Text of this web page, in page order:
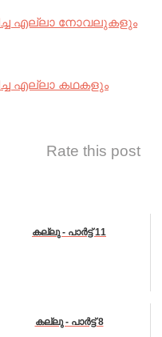
എല്ലാ നോവലുകളും
എല്ലാ കഥകളും
Rate this post
കല്ലു - പാർട്ട്‌ 11
കല്ലു - പാർട്ട്‌ 8